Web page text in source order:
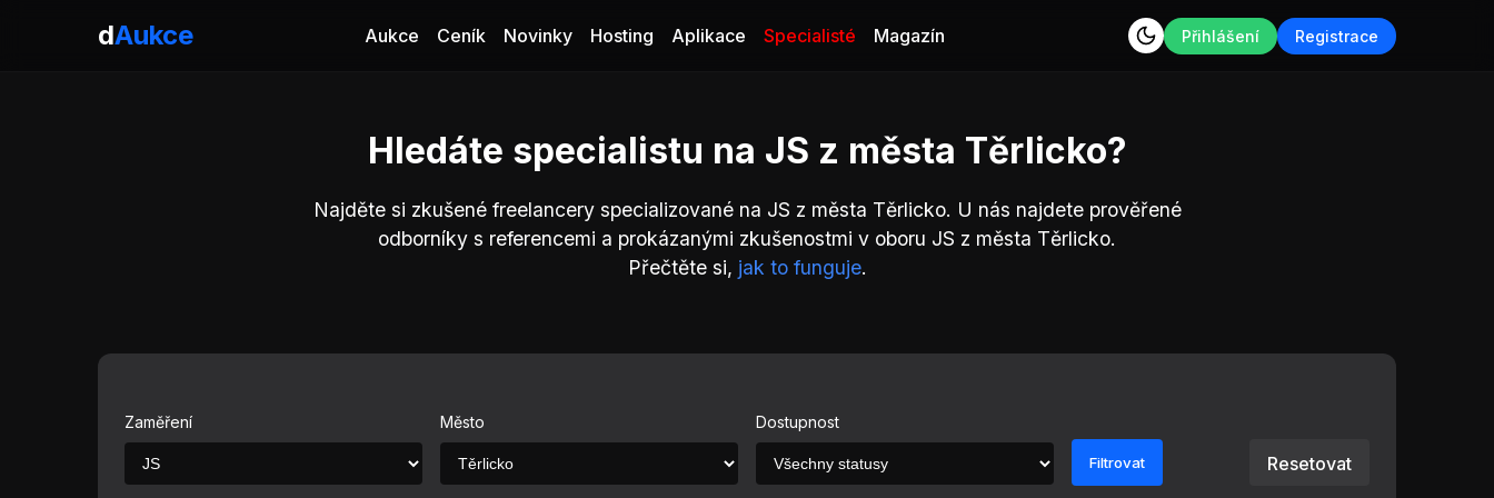
dAukce Aukce Ceník Novinky Hosting Aplikace Specialisté Magazín Přihlášení Registrace
Hledáte specialistu na JS z města Těrlicko?
Najděte si zkušené freelancery specializované na JS z města Těrlicko. U nás najdete prověřené
odborníky s referencemi a prokázanými zkušenostmi v oboru JS z města Těrlicko.
Přečtěte si, jak to funguje.
Zaměření Město Dostupnost
Filtrovat Resetovat